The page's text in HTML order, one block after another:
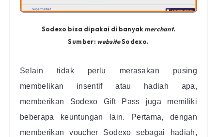
Sodexo bisa dipakai di banyak merchant.
Sumber: websiteSodexo.
Selain tidak perlu merasakan pusing
membelikan insentif atau hadiah apa,
memberikan Sodexo Gift Pass juga memiliki
beberapa keuntungan lain. Pertama, dengan
memberikan voucher Sodexo sebagai hadiah,